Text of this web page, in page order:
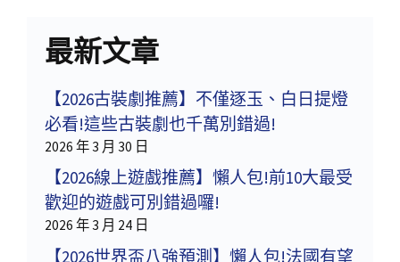
最新文章
【2026古裝劇推薦】不僅逐玉、白日提燈
必看!這些古裝劇也千萬別錯過!
2026 年 3 月 30 日
【2026線上遊戲推薦】懶人包!前10大最受
歡迎的遊戲可別錯過囉!
2026 年 3 月 24 日
【2026世界盃八強預測】懶人包!法國有望